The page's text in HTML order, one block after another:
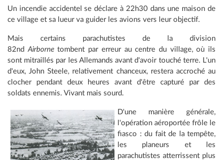
Un incendie accidentel se déclare à 22h30 dans une maison de
ce village et sa lueur va guider les avions vers leur objectif.
Mais certains parachutistes de la division
82nd Airbornetombent par erreur au centre du village, où ils
sont mitraillés par les Allemands avant d'avoir touché terre. L'un
d'eux, John Steele, relativement chanceux, restera accroché au
clocher pendant deux heures avant d'être capturé par des
soldats ennemis. Vivant mais sourd.
D'une manière générale,
l'opération aéroportée frôle le
fiasco : du fait de la tempête,
les planeurs et les
parachutistes atterrissent plus